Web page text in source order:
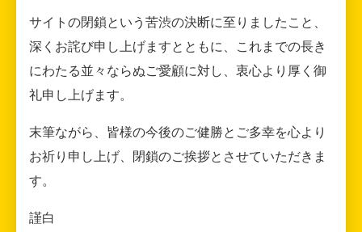
サイトの閉鎖という苦渋の決断に至りましたこと、
深くお詫び申し上げますとともに、これまでの長き
にわたる並々ならぬご愛顧に対し、衷心より厚く御
礼申し上げます。
末筆ながら、皆様の今後のご健勝とご多幸を心より
お祈り申し上げ、閉鎖のご挨拶とさせていただきま
す。
謹白